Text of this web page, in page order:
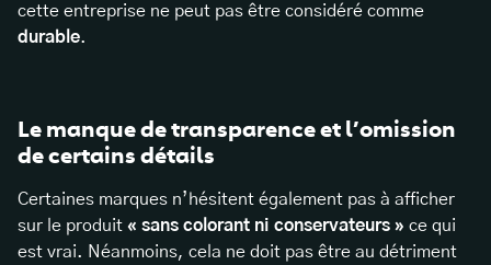
cette entreprise ne peut pas être considéré comme
durable.
Le manque de transparence et l’omission
de certains détails
Certaines marques n’hésitent également pas à afficher
sur le produit « sans colorant ni conservateurs » ce qui
est vrai. Néanmoins, cela ne doit pas être au détriment